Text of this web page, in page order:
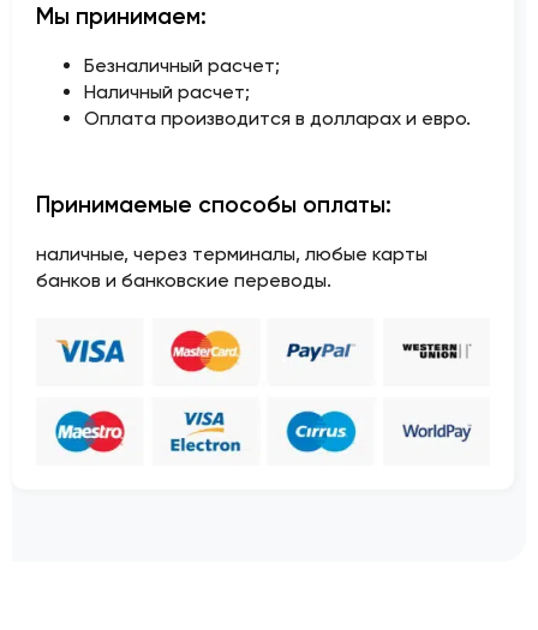
Мы принимаем:
Безналичный расчет;
Наличный расчет;
Оплата производится в долларах и евро.
Принимаемые способы оплаты:
наличные, через терминалы, любые карты
банков и банковские переводы.